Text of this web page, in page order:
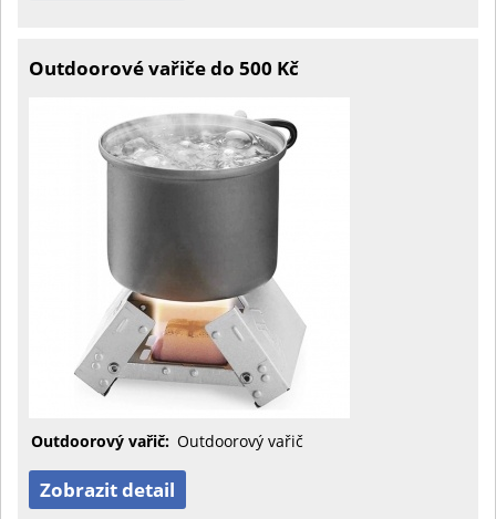
Outdoorové vařiče do 500 Kč
Outdoorový vařič: Outdoorový vařič
Zobrazit detail